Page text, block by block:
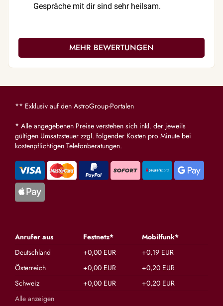
Gespräche mit dir sind sehr heilsam.
MEHR BEWERTUNGEN
** Exklusiv auf den AstroGroup-Portalen
* Alle angegebenen Preise verstehen sich inkl. der jeweils
gültigen Umsatzsteuer zzgl. folgender Kosten pro Minute bei
kostenpflichtigen Telefonberatungen.
Anrufer aus Festnetz*
Mobilfunk*
Deutschland
+0,00 EUR
+0,19 EUR
Österreich
+0,00 EUR
+0,20 EUR
Schweiz
+0,00 EUR
+0,20 EUR
Alle anzeigen